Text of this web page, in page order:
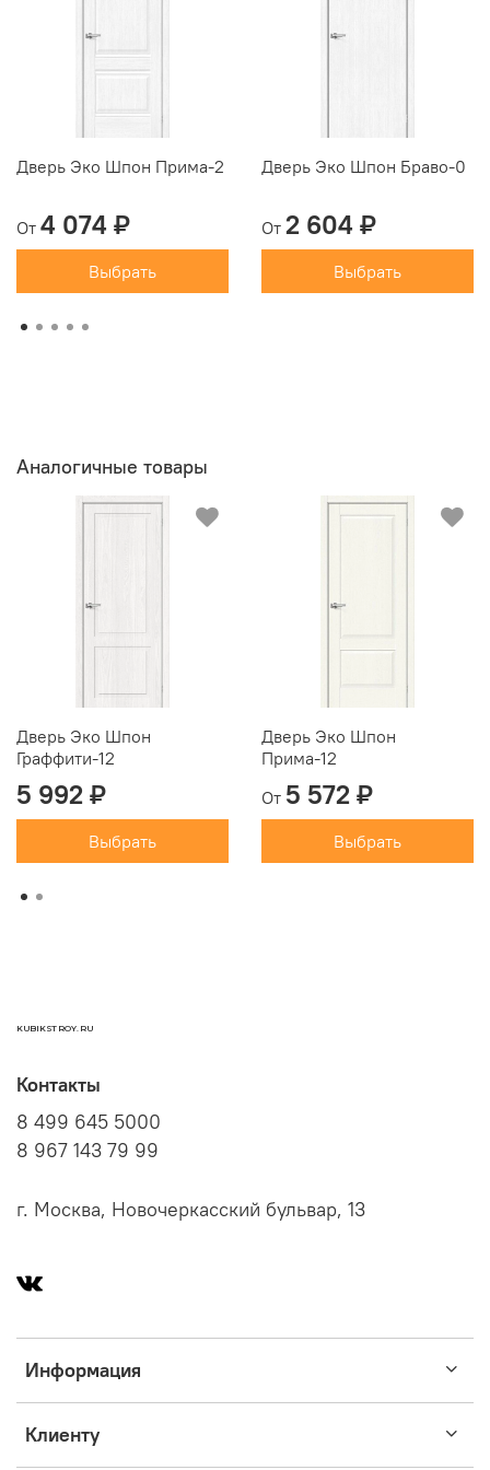
Дверь Эко Шпон Прима-2
От 4 074 ₽
Выбрать
Дверь Эко Шпон Браво-0
От 2 604 ₽
Выбрать
Аналогичные товары
Дверь Эко Шпон
Граффити-12
5 992 ₽
Выбрать
Дверь Эко Шпон
Прима-12
От 5 572 ₽
Выбрать
KUBIKSTROY.RU
Информация
Клиенту
Контакты
8 499 645 5000
8 967 143 79 99
г. Москва, Новочеркасский бульвар, 13